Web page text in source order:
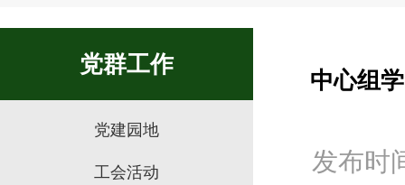
党群工作
党建园地
工会活动
中心组
发布时